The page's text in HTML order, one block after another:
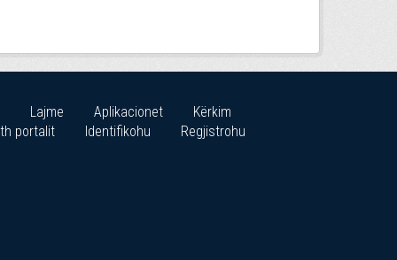
Lajme Aplikacionet
Kërkim
portalit
Identifikohu Regjistrohu